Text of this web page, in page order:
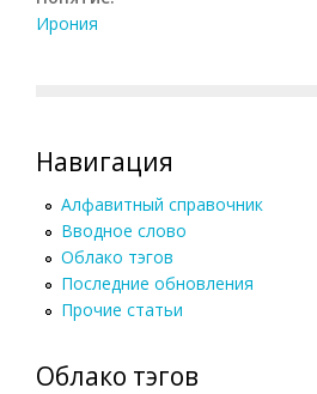
Ирония
Навигация
Алфавитный справочник
Вводное слово
Облако тэгов
Последние обновления
Прочие статьи
Облако тэгов